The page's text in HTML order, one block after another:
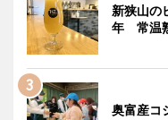
新狭山の
年 常温
奥富産コ